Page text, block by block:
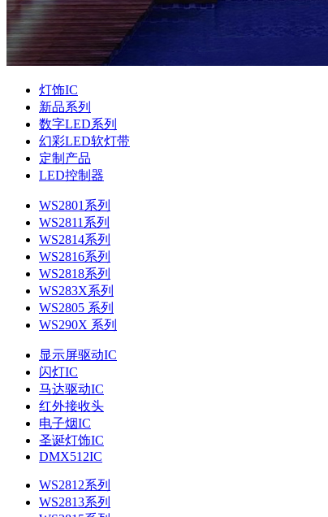
灯饰IC
新品系列
数字LED系列
幻彩LED软灯带
定制产品
LED控制器
WS2801系列
WS2811系列
WS2814系列
WS2816系列
WS2818系列
WS283X系列
WS2805 系列
WS290X 系列
显示屏驱动IC
闪灯IC
马达驱动IC
红外接收头
电子烟IC
圣诞灯饰IC
DMX512IC
WS2812系列
WS2813系列